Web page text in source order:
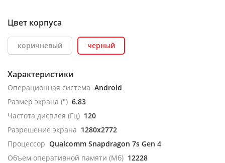
Цвет корпуса
коричневый черный
Характеристики
Операционная система Android
Размер экрана (") 6.83
Частота дисплея (Гц) 120
Разрешение экрана 1280x2772
Процессор Qualcomm Snapdragon 7s Gen 4
Объем оперативной памяти (Мб) 12228